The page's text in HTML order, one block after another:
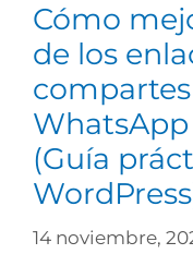
Cómo
de los
(Guía
14 noviembre,